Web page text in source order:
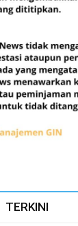
TERKINI